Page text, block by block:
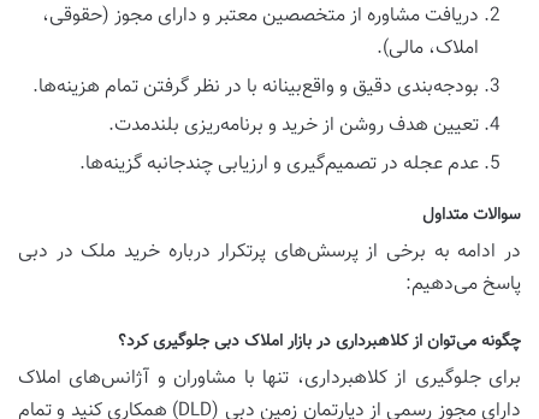
دریافت مشاوره از متخصصین معتبر و دارای مجوز (حقوقی،
املاک، مالی).
بودجه‌بندی دقیق و واقع‌بینانه با در نظر گرفتن تمام هزینه‌ها.
تعیین هدف روشن از خرید و برنامه‌ریزی بلندمدت.
عدم عجله در تصمیم‌گیری و ارزیابی چندجانبه گزینه‌ها.
سوالات متداول
در ادامه به برخی از پرسش‌های پرتکرار درباره خرید ملک در دبی
پاسخ می‌دهیم:
چگونه می‌توان از کلاهبرداری در بازار املاک دبی جلوگیری کرد؟
برای جلوگیری از کلاهبرداری، تنها با مشاوران و آژانس‌های املاک
دارای مجوز رسمی از دپارتمان زمین دبی (DLD) همکاری کنید و تمام